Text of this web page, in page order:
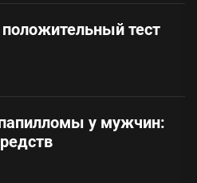
тест
у мужчин: